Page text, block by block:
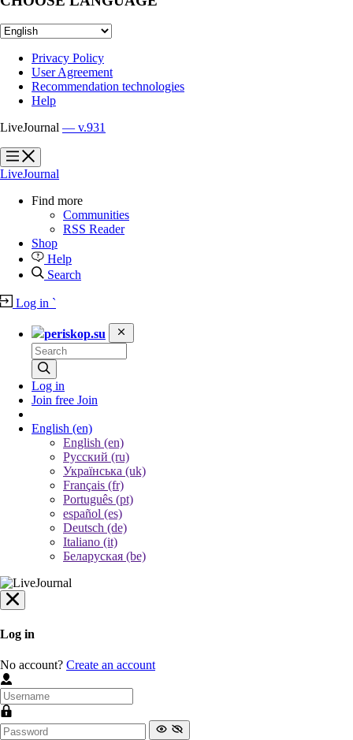
Privacy Policy
User Agreement
Recommendation technologies
Help
LiveJournal — v.931
?
?
LiveJournal
Find more
Communities
RSS Reader
Shop
Help
Search
Log in `
periskop.su
Log in
Join free Join
English (en)
English (en)
Русский (ru)
Українська (uk)
Français (fr)
Português (pt)
español (es)
Deutsch (de)
Italiano (it)
Беларуская (be)
Log in
No account? Create an account